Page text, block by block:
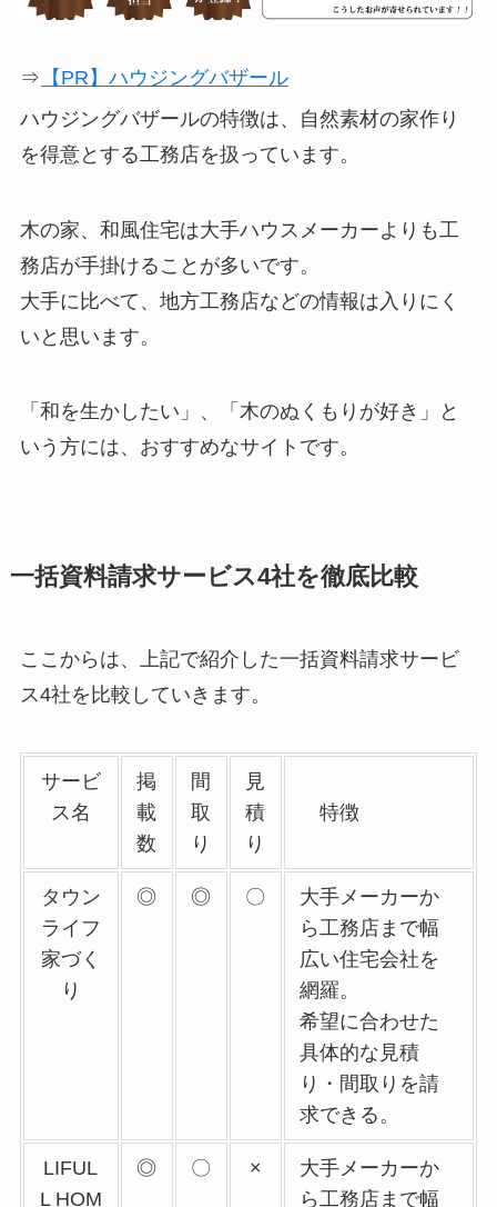
⇒ 【PR】ハウジングバザール
ハウジングバザールの特徴は、自然素材の家作り
を得意とする工務店を扱っています。
木の家、和風住宅は大手ハウスメーカーよりも工
務店が手掛けることが多いです。
大手に比べて、地方工務店などの情報は入りにく
いと思います。
「和を生かしたい」、「木のぬくもりが好き」と
いう方には、おすすめなサイトです。
一括資料請求サービス4社を徹底比較
ここからは、上記で紹介した一括資料請求サービ
ス4社を比較していきます。
サービ
ス名
掲
載
数
間
取
り
見
積
り
特徴
タウン
ライフ
家づく
り
◎ ◎ 〇
大手メーカーか
ら工務店まで幅
広い住宅会社を
網羅。
希望に合わせた
具体的な見積
り・間取りを請
求できる。
LIFUL
L HOM
◎ 〇 ×
大手メーカーか
ら工務店まで幅